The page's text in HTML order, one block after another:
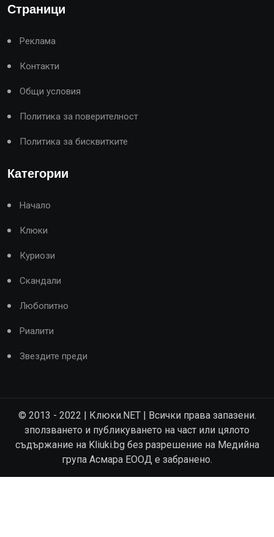
Страници
Реклама
Контакти
Общи условия
Политика за поверителност
Политика за бисквитките
Категории
Начало
Клюки
Куриози
Скандали
Любопитно
Риалити
Звездите преди
© 2013 - 2022 | Клюки.NET | Всички права запазени.
зползването и публикуването на част или цялото
съдържание на Kliuki.bg без разрешение на Медийна
група Асмара ЕООД е забранено.